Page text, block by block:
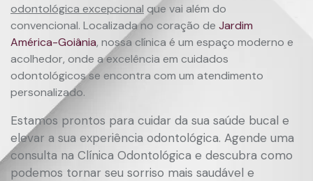
odontológica excepcional que vai além do
convencional. Localizada no coração de Jardim
América-Goiânia, nossa clínica é um espaço moderno e
acolhedor, onde a excelência em cuidados
odontológicos se encontra com um atendimento
personalizado.
Estamos prontos para cuidar da sua saúde bucal e
elevar a sua experiência odontológica. Agende uma
consulta na Clínica Odontológica e descubra como
podemos tornar seu sorriso mais saudável e